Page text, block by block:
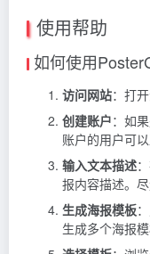
使用帮助
如何使用
访问网站：打
创建账户：如
账户的用户可以
输入文本描述
报内容描述。
生成海报模板
生成多个海报模